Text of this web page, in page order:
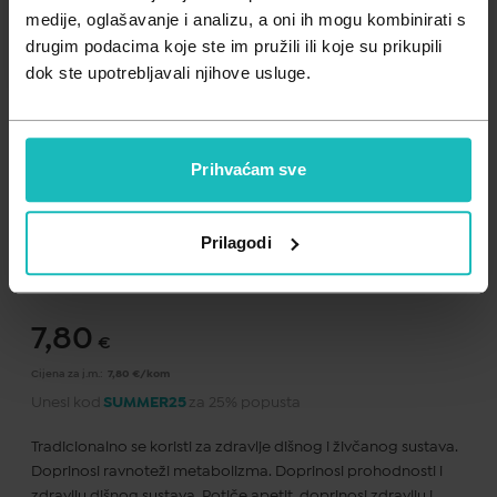
medije, oglašavanje i analizu, a oni ih mogu kombinirati s
drugim podacima koje ste im pružili ili koje su prikupili
dok ste upotrebljavali njihove usluge.
Prihvaćam sve
Prilagodi
Zdravlje muškarca
Zdravlje žene
Minerali
Probiotici i prebiotici
Važna obavijest prema Zakonu o zaštiti potrošača..
7,80 €
Cijena za j.m.: 7,80 €/kom
Unesi kod SUMMER25 za 25% popusta
Tradicionalno se koristi za zdravlje dišnog i živčanog sustava.
Doprinosi ravnoteži metabolizma. Doprinosi prohodnosti i